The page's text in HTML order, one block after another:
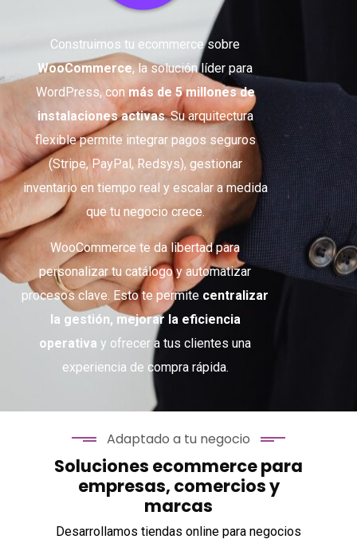
Construimos tu ecommerce sobre
WooCommerce, la solución líder para
WordPress, con más de 5 millones de
instalaciones activas. Su arquitectura
flexible permite integrar pagos seguros
(Stripe, PayPal, Redsys), gestionar
inventario en tiempo real y escalar a medida
que tu negocio crece.
WooCommerce te da libertad para
personalizar tu catálogo y automatizar
procesos clave. Esto te permite centralizar
la gestión, mejorar la eficiencia
operativa y ofrecer a tus clientes una
experiencia de compra rápida.
Adaptado a tu negocio
Soluciones ecommerce para
empresas, comercios y
marcas
Desarrollamos tiendas online para negocios